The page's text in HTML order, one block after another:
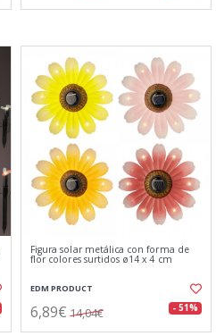
Figura solar metálica con forma de
flor colores surtidos ø14 x 4 cm
EDM PRODUCT
6,89€ 14,04€ - 51%